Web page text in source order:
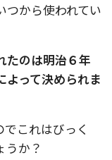
つから使われてい
たのは明治６年
よって決められま
これはびっく
うか？